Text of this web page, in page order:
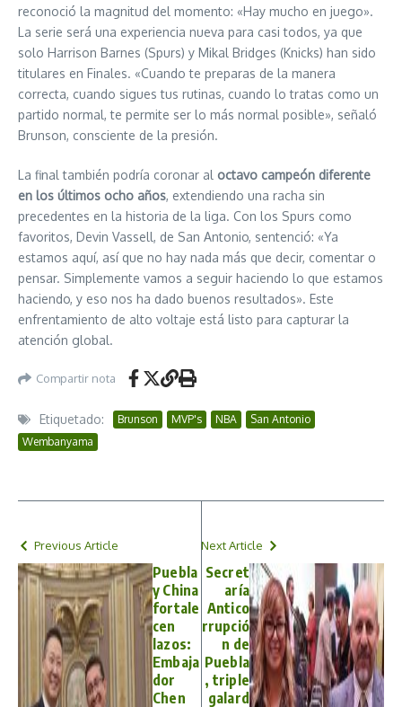
reconoció la magnitud del momento: «Hay mucho en juego».
La serie será una experiencia nueva para casi todos, ya que
solo Harrison Barnes (Spurs) y Mikal Bridges (Knicks) han sido
titulares en Finales. «Cuando te preparas de la manera
correcta, cuando sigues tus rutinas, cuando lo tratas como un
partido normal, te permite ser lo más normal posible», señaló
Brunson, consciente de la presión.
La final también podría coronar al octavo campeón diferente
en los últimos ocho años, extendiendo una racha sin
precedentes en la historia de la liga. Con los Spurs como
favoritos, Devin Vassell, de San Antonio, sentenció: «Ya
estamos aquí, así que no hay nada más que decir, comentar o
pensar. Simplemente vamos a seguir haciendo lo que estamos
haciendo, y eso nos ha dado buenos resultados». Este
enfrentamiento de alto voltaje está listo para capturar la
atención global.
Compartir nota
Etiquetado: Brunson MVP's NBA
San Antonio
Wembanyama
Previous Article
Puebla
y China
fortale
cen
lazos:
Embaja
dor
Chen
Next Article
Secret
aría
Antico
rrupció
n de
Puebla
, triple
galard